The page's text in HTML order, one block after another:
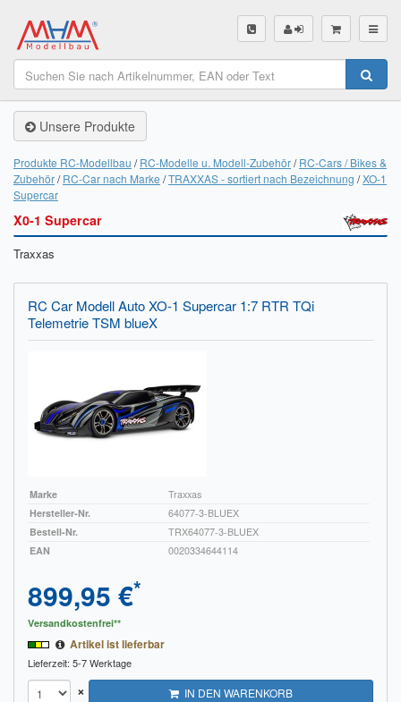
SHOP
Unsere Produkte
Servo Finder
BL-Motor Finder
Räder Finder
Luftschrauben Finder
Sendungsverfolgung DPD
Zahlung und Versand
Widerrufsrecht
Widerrufsformular
Widerrufsbelehrung für digitale Waren / Muster-
Widerrufsformular
AGB und Kundeninformationen
Unsere Produkte
Produkte RC-Modellbau RC-Modelle u. Modell-Zubehör RC-Cars / Bikes &
Zubehör RC-Car nach Marke TRAXXAS - sortiert nach Bezeichnung XO-1
Supercar
X0-1 Supercar
Traxxas
RC Car Modell Auto XO-1 Supercar 1:7 RTR TQi
Telemetrie TSM blueX
Marke
Traxxas
Hersteller-Nr.
64077-3-BLUEX
Bestell-Nr.
TRX64077-3-BLUEX
EAN
0020334644114
899,95 €*
Versandkostenfrei**
Artikel ist lieferbar
Lieferzeit: 5-7 Werktage
× IN DEN WARENKORB